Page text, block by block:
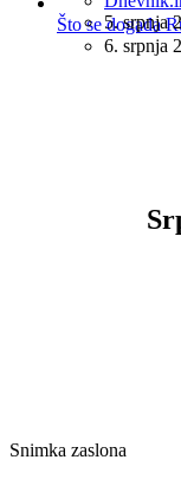
Što se događa
6. srpnja
Snimka zaslona
5. srpnja